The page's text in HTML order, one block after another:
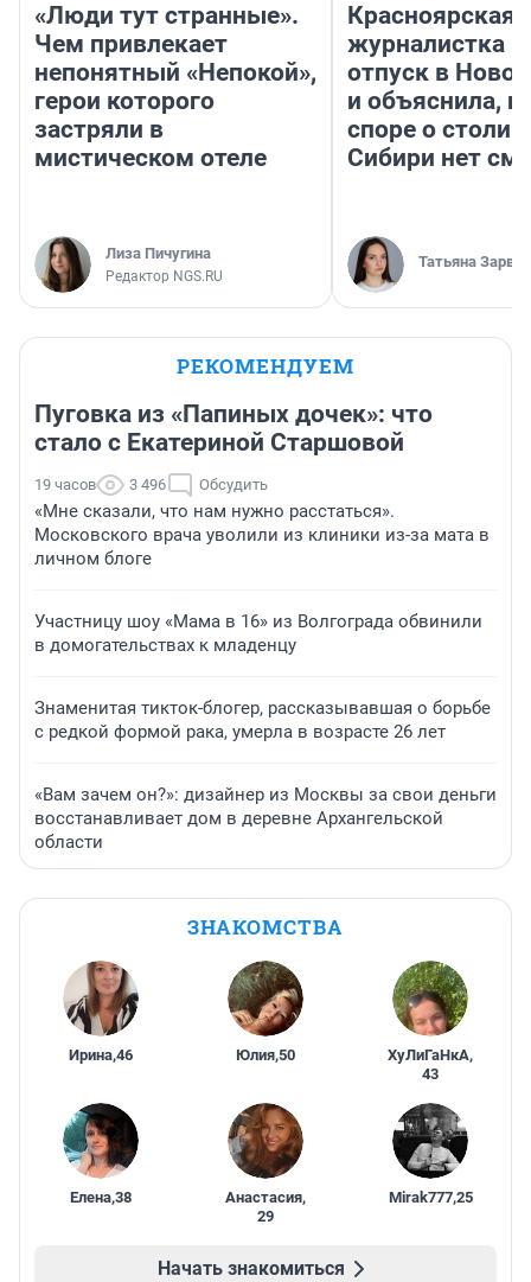
«Люди тут странные».
Чем привлекает
непонятный «Непокой»,
герои которого
застряли в
мистическом отеле
Лиза Пичугина
Редактор NGS.RU
Красноярская
журналистка
отпуск в
и объяснила,
споре о
Сибири нет
Татьяна Зарва
РЕКОМЕНДУЕМ
Пуговка из «Папиных дочек»: что
стало с Екатериной Старшовой
19 часов 3 496 Обсудить
«Мне сказали, что нам нужно расстаться».
Московского врача уволили из клиники из-за мата в
личном блоге
Участницу шоу «Мама в 16» из Волгограда обвинили
в домогательствах к младенцу
Знаменитая тикток-блогер, рассказывавшая о борьбе
с редкой формой рака, умерла в возрасте 26 лет
«Вам зачем он?»: дизайнер из Москвы за свои деньги
восстанавливает дом в деревне Архангельской
области
ЗНАКОМСТВА
Ирина,46 Юлия,50 ХуЛиГаНкА,
43
Елена,38 Анастасия,
29
Mirak777,25
Начать знакомиться